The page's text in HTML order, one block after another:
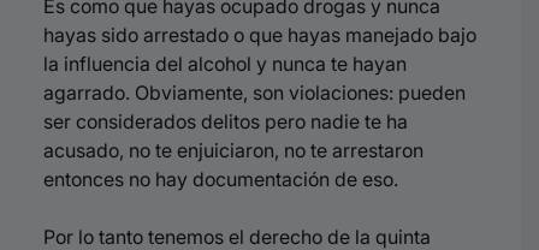
Es como que hayas ocupado drogas y nunca
hayas sido arrestado o que hayas manejado bajo
la influencia del alcohol y nunca te hayan
agarrado. Obviamente, son violaciones: pueden
ser considerados delitos pero nadie te ha
acusado, no te enjuiciaron, no te arrestaron
entonces no hay documentación de eso.
Por lo tanto tenemos el derecho de la quinta